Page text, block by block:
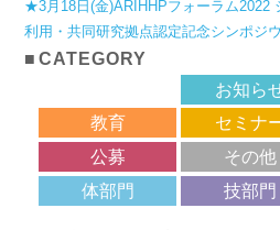
★3月18日(金)ARIHHPフォーラム
利用・共同研究拠点認定記念シンポジ
CATEGORY
お知ら
教育
セミナ
公募
その他
体部門
技部門